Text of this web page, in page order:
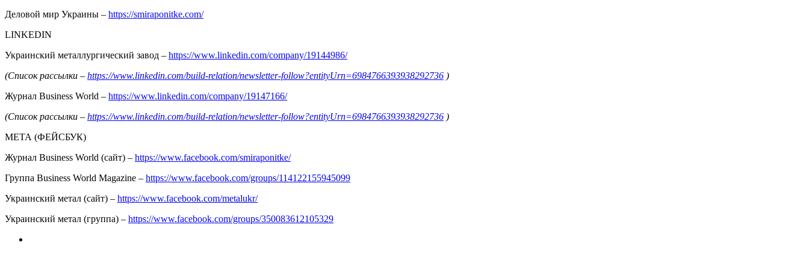
Деловой мир Украины – https://smiraponitke.com/
LINKEDIN
Украинский металлургический завод – https://www.linkedin.com/company/19144986/
(Список рассылки – https://www.linkedin.com/build-relation/newsletter-follow?entityUrn=6984766393938292736 )
Журнал Business World – https://www.linkedin.com/company/19147166/
(Список рассылки – https://www.linkedin.com/build-relation/newsletter-follow?entityUrn=6984766393938292736 )
МЕТА (ФЕЙСБУК)
Журнал Business World (сайт) – https://www.facebook.com/smiraponitke/
Группа Business World Magazine – https://www.facebook.com/groups/114122155945099
Украинский метал (сайт) – https://www.facebook.com/metalukr/
Украинский метал (группа) – https://www.facebook.com/groups/350083612105329